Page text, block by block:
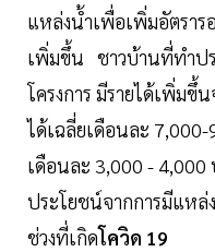
แหล่งน้ำเพื่อเพิ่มอัตรา
เพิ่มขึ้น ชาวบ้านที่ทำป
โครงการ มีรายได้เพิ่มขึ้
ได้เฉลี่ยเดือนละ
เดือนละ 3,000 -
ประโยชน์จากการมีแห
ช่วงที่เกิดโควิด 19